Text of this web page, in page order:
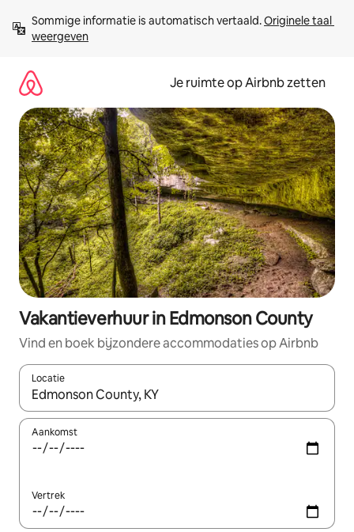
direct
naar
Sommige informatie is automatisch vertaald. Originele taal
weergeven
Je ruimte op Airbnb zetten
Vakantieverhuur in Edmonson County
Vind en boek bijzondere accommodaties op Airbnb
Locatie
Wanneer er suggesties beschikbaar zijn, maak je een keuze
Aankomst
Vertrek